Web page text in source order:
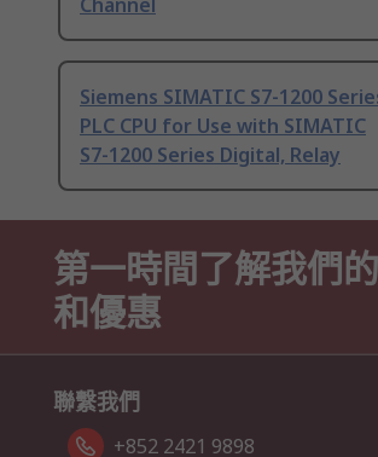
Siemens SIMATIC S7-1200
PLC CPU for Use with SIMATIC
S7-1200 Series Digital, Relay
第一時間了解我們
和優惠
聯繫我們
+852 2421 9898